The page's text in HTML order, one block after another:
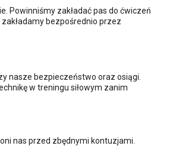
Powinniśmy zakładać pas do ćwiczeń
bezpośrednio przez
nasze bezpieczeństwo oraz osiągi.
w treningu siłowym zanim
nas przed zbędnymi kontuzjami.